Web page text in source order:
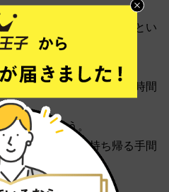
合、価格交渉がしやすいとい
混み具合によっては待ち時間
あるでしょう。
場合、再び家に持ち帰る手間